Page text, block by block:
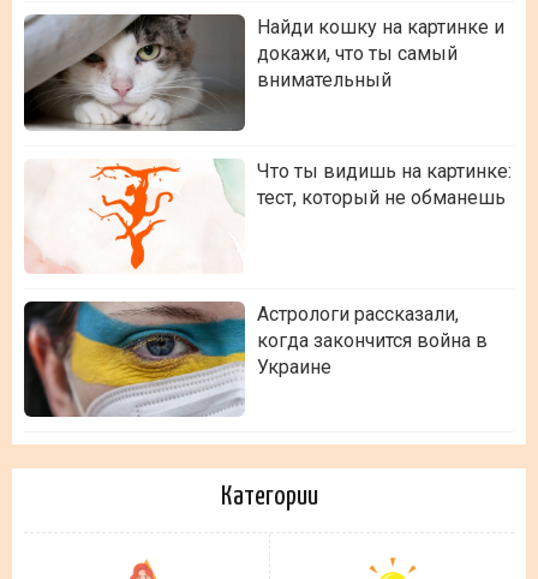
Найди кошку на картинке и
докажи, что ты самый
внимательный
Что ты видишь на картинке:
тест, который не обманешь
Астрологи рассказали,
когда закончится война в
Украине
Категории